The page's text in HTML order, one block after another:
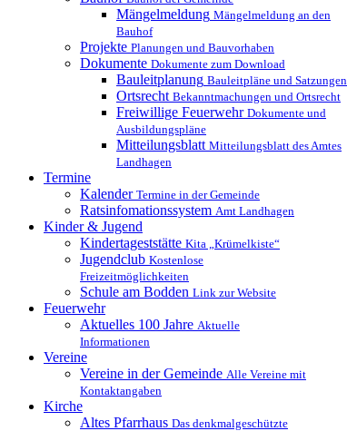
Mängelmeldung Mängelmeldung an den
Bauhof
Projekte Planungen und Bauvorhaben
Dokumente Dokumente zum Download
Bauleitplanung Bauleitpläne und Satzungen
Ortsrecht Bekanntmachungen und Ortsrecht
Freiwillige Feuerwehr Dokumente und
Ausbildungspläne
Mitteilungsblatt Mitteilungsblatt des Amtes
Landhagen
Termine
Kalender Termine in der Gemeinde
Ratsinfomationssystem Amt Landhagen
Kinder & Jugend
Kindertageststätte Kita „Krümelkiste“
Jugendclub Kostenlose
Freizeitmöglichkeiten
Schule am Bodden Link zur Website
Feuerwehr
Aktuelles 100 Jahre Aktuelle
Informationen
Vereine
Vereine in der Gemeinde Alle Vereine mit
Kontaktangaben
Kirche
Altes Pfarrhaus Das denkmalgeschützte